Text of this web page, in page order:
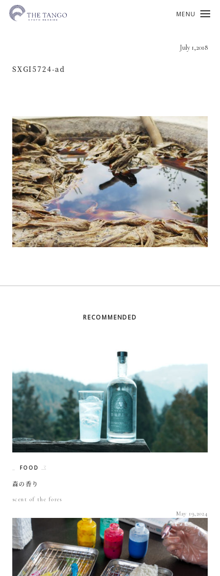
MENU
July 1,2018
SXGI5724-ad
RECOMMENDED
FOOD
森の香り
scent of the fores
May 19,2024